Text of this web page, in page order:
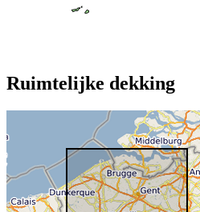
Ruimtelijke dekking